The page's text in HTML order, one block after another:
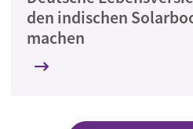
den indischen
machen